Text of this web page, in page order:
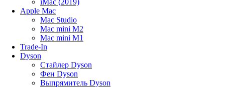
Apple Mac
Mac Studio
Mac mini M2
Mac mini M1
Trade-In
Dyson
Стайлер Dyson
Фен Dyson
Выпрямитель Dyson